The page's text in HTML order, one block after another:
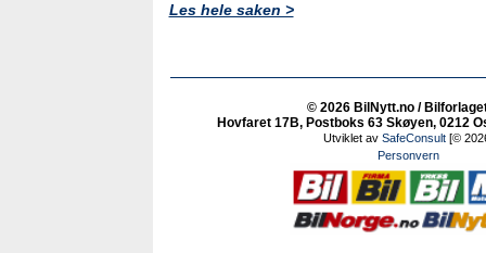
Les hele saken >
© 2026 BilNytt.no /
Hovfaret 17B, Postboks 63 Skøyen, 0212
Utviklet av SafeConsult [©
Personvern